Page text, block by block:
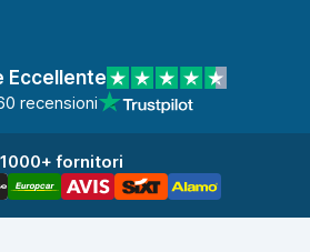
Eccellente
recensioni
1000+ fornitori